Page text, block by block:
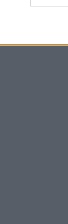
ημέρες
εργασία